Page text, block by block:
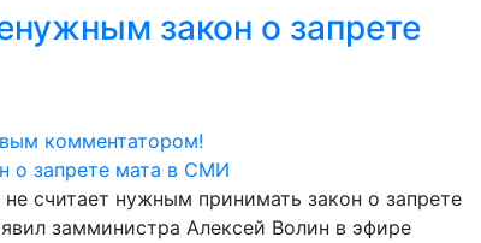
закон о запрете
комментатором!
считает нужным принимать закон о запрете
замминистра Алексей Волин в эфире